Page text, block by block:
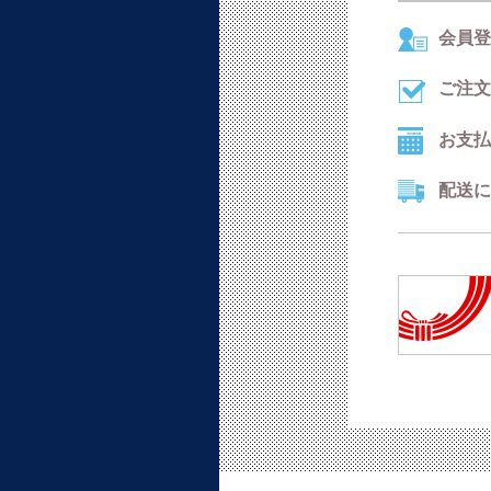
会員
ご注
お支
配送